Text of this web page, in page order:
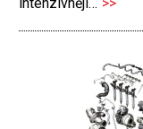
intenzivněji… >>